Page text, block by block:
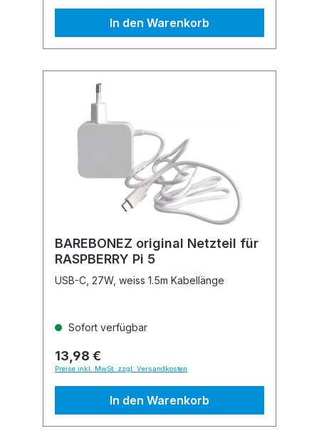
In den Warenkorb
BAREBONEZ original Netzteil für
RASPBERRY Pi 5
USB-C, 27W, weiss 1.5m Kabellänge
Sofort verfügbar
13,98 €
Preise inkl. MwSt. zzgl. Versandkosten
In den Warenkorb